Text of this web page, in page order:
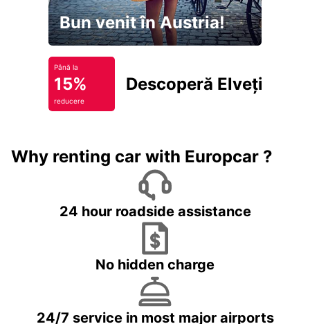
Bun venit în Austria!
Până la
15%
reducere
Descoperă Elveția
Why renting car with Europcar ?
24 hour roadside assistance
No hidden charge
24/7 service in most major airports